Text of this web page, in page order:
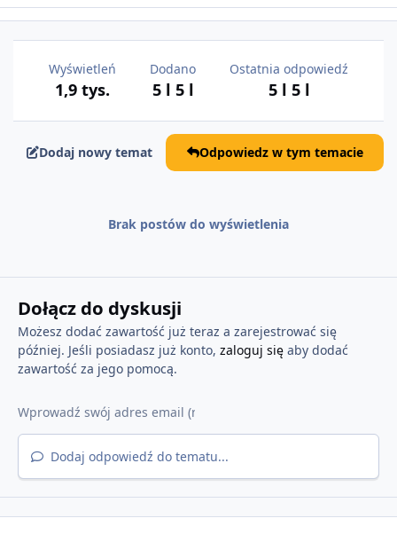
Wyświetleń
1,9 tys.
Dodano
5 l 5 l
Ostatnia odpowiedź
5 l 5 l
Dodaj nowy temat Odpowiedz w tym temacie
Brak postów do wyświetlenia
Dołącz do dyskusji
Możesz dodać zawartość już teraz a zarejestrować się
później. Jeśli posiadasz już konto, zaloguj sięaby dodać
zawartość za jego pomocą.
Dodaj odpowiedź do tematu...